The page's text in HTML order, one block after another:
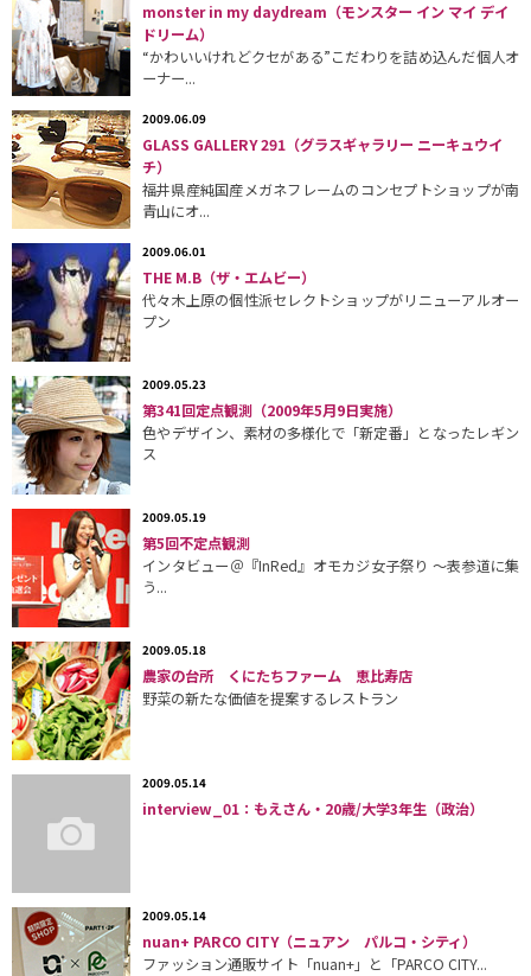
monster in my daydream（モンスター イン マイ デイ
ドリーム）
“かわいいけれどクセがある”こだわりを詰め込んだ個人オ
ーナー...
2009.06.09
GLASS GALLERY 291（グラスギャラリー ニーキュウイ
チ）
福井県産純国産メガネフレームのコンセプトショップが南
青山にオ...
2009.06.01
THE M.B（ザ・エムビー）
代々木上原の個性派セレクトショップがリニューアルオー
プン
2009.05.23
第341回定点観測（2009年5月9日実施）
色やデザイン、素材の多様化で「新定番」となったレギン
ス
2009.05.19
第5回不定点観測
インタビュー＠『InRed』オモカジ女子祭り 〜表参道に集
う...
2009.05.18
農家の台所 くにたちファーム 恵比寿店
野菜の新たな価値を提案するレストラン
2009.05.14
interview_01：もえさん・20歳/大学3年生（政治）
2009.05.14
nuan+ PARCO CITY（ニュアン パルコ・シティ）
ファッション通販サイト「nuan+」と「PARCO CITY...